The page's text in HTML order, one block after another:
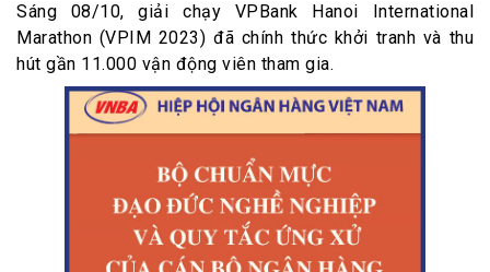
Sáng 08/10, giải chạy VPBank Hanoi International
Marathon (VPIM 2023) đã chính thức khởi tranh và thu
hút gần 11.000 vận động viên tham gia.